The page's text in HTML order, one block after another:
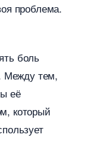
проблема.
боль
Между тем,
её
который